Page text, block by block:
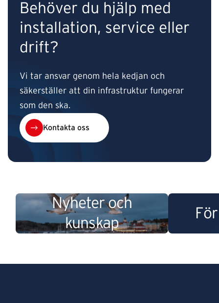
Behöver du hjälp med
installation, service eller
drift?
Vi tar ansvar genom hela kedjan och
säkerställer att din infrastruktur fungerar
som den ska.
Kontakta oss
Nyheter och
kunskap